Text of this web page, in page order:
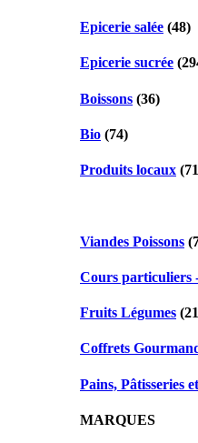
Epicerie salée (48)
Epicerie sucrée
Boissons (36)
Bio (74)
Produits locaux
Viandes Poissons
Cours particuliers
Fruits Légumes
Coffrets
Pains, Pâtisseries
MARQUES